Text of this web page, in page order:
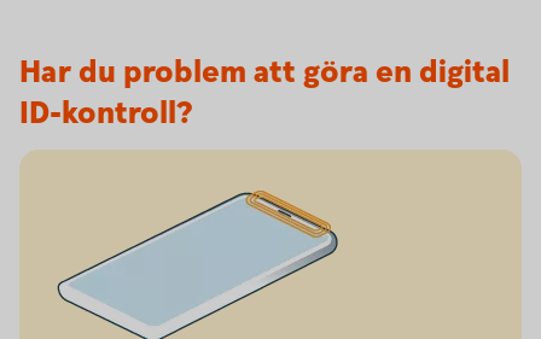
Har du problem att göra en digital
ID-kontroll?